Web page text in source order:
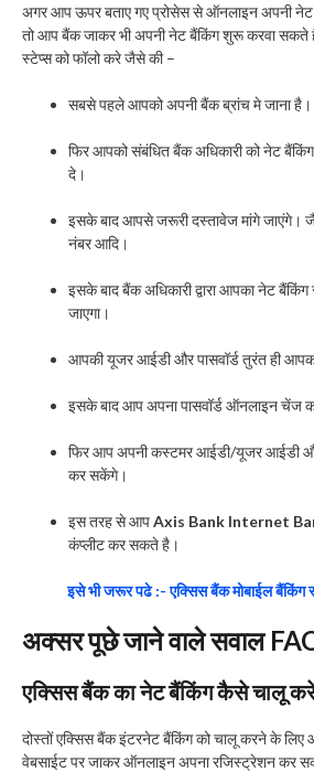
अगर आप ऊपर बताए गए प्रोसेस से ऑनलाइन अपनी नेट
तो आप बैंक जाकर भी अपनी नेट बैंकिंग शुरू करवा सकते
स्टेप्स को फॉलो करे जैसे की –
सबसे पहले आपको अपनी बैंक ब्रांच मे जाना है।
फिर आपको संबंधित बैंक अधिकारी को नेट
दे।
इसके बाद आपसे जरूरी दस्तावेज मांगे जाएंगे।
नंबर आदि।
इसके बाद बैंक अधिकारी द्वारा आपका नेट
जाएगा।
आपकी यूजर आईडी और पासवॉर्ड तुरंत ही
इसके बाद आप अपना पासवॉर्ड ऑनलाइन चेंज
फिर आप अपनी कस्टमर आईडी/यूजर आईडी और
कर सकेंगे।
इस तरह से आपAxis Bank Internet
कंप्लीट कर सकते है।
इसे भी जरूर पढे :- एक्सिस बैंक मोबाईल
अक्सर पूछे जाने वाले सवाल
एक्सिस बैंक का नेट बैंकिंग कैसे चालू
दोस्तों एक्सिस बैंक इंटरनेट बैंकिंग को चालू करने के
वेबसाईट पर जाकर ऑनलाइन अपना रजिस्ट्रेशन कर